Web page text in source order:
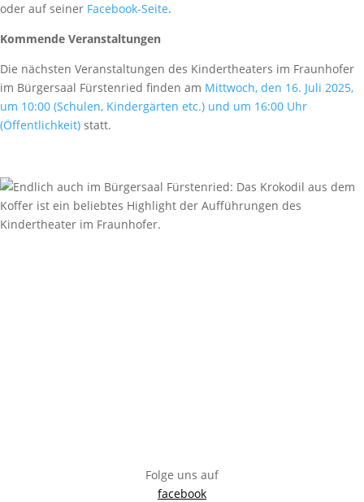
oder auf seiner Facebook-Seite.
Kommende Veranstaltungen
Die nächsten Veranstaltungen des Kindertheaters im Fraunhofer
im Bürgersaal Fürstenried finden am Mittwoch, den 16. Juli 2025,
um 10:00 (Schulen, Kindergärten etc.) und um 16:00 Uhr
(Öffentlichkeit) statt.
Folge uns auf
facebook